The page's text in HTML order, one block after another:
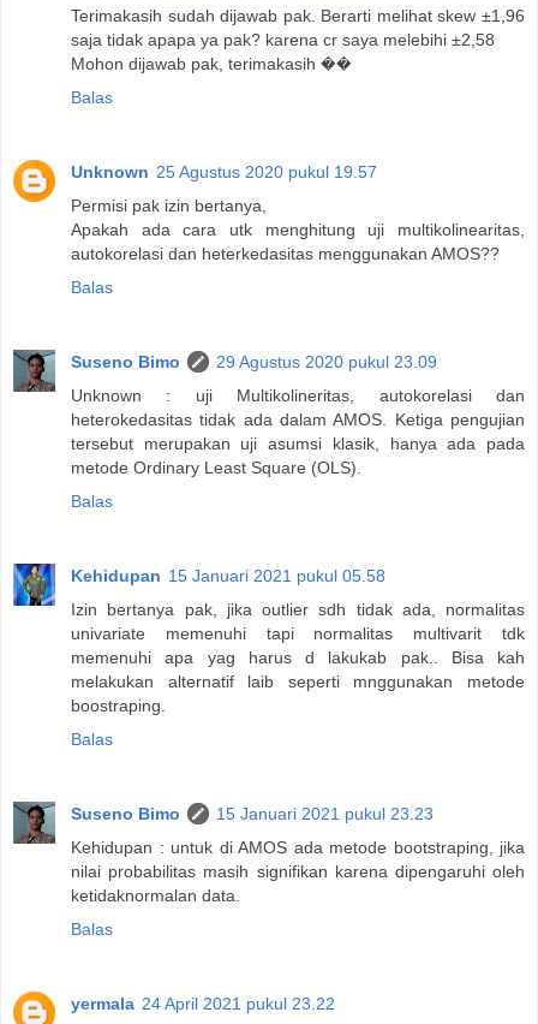
Terimakasih sudah dijawab pak. Berarti melihat skew ±1,96
saja tidak apapa ya pak? karena cr saya melebihi ±2,58
Mohon dijawab pak, terimakasih ��
Balas
Unknown 25 Agustus 2020 pukul 19.57
Permisi pak izin bertanya,
Apakah ada cara utk menghitung uji multikolinearitas,
autokorelasi dan heterkedasitas menggunakan AMOS??
Balas
Suseno Bimo
29 Agustus 2020 pukul 23.09
Unknown : uji Multikolineritas, autokorelasi dan
heterokedasitas tidak ada dalam AMOS. Ketiga pengujian
tersebut merupakan uji asumsi klasik, hanya ada pada
metode Ordinary Least Square (OLS).
Balas
Kehidupan 15 Januari 2021 pukul 05.58
Izin bertanya pak, jika outlier sdh tidak ada, normalitas
univariate memenuhi tapi normalitas multivarit tdk
memenuhi apa yag harus d lakukab pak.. Bisa kah
melakukan alternatif laib seperti mnggunakan metode
boostraping.
Balas
Suseno Bimo
15 Januari 2021 pukul 23.23
Kehidupan : untuk di AMOS ada metode bootstraping, jika
nilai probabilitas masih signifikan karena dipengaruhi oleh
ketidaknormalan data.
Balas
yermala 24 April 2021 pukul 23.22